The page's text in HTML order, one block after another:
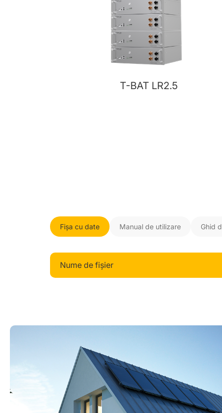
T-BAT LR2.5
Fișa cu date Manual de utilizare Ghid
Nume de fișier